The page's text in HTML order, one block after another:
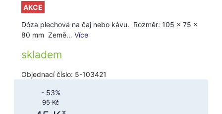
AKCE
Dóza plechová na čaj nebo kávu. Rozměr: 105 x 75 x
80 mm Země… Více
skladem
Objednací číslo: 5-103421
- 53%
95 Kč